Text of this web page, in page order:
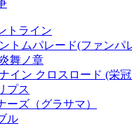
トライン
トムパレード(ファンパ
舞ノ章
イン クロスロード (栄
プス
ーズ（グラサマ）
ル